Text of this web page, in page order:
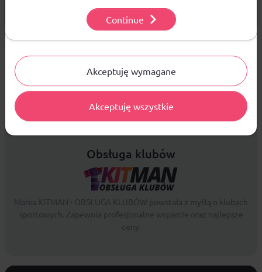
14 DNINA ZWROT TOWARU
Platforma B2B zapewnia profesjonalną obsługę biznesową i
najlepsze ceny dla odbiorców hurtowych.
Obsługa klubów
Akceptuję wymagane
Akceptuję wszystkie
Continue